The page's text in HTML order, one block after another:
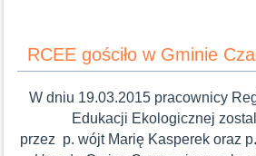
RCEE gościło w Gminie
W dniu 19.03.2015 pracownicy
Edukacji Ekologicznej
przez p. wójt Marię Kasperek oraz